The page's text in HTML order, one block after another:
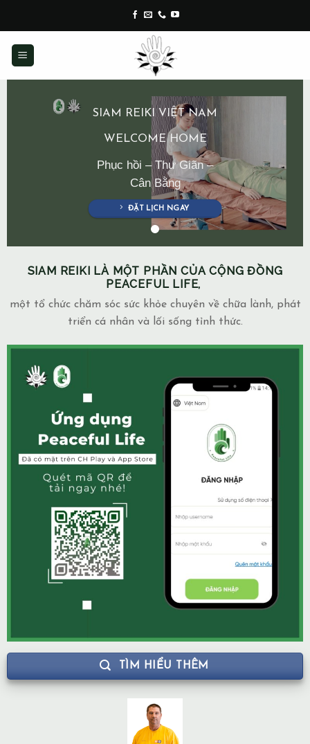
content
SIAM REIKI VIỆT NAM
WELCOME HOME
Phục hồi – Thư Giãn –
Cân Bằng
ĐẶT LỊCH NGAY
SIAM REIKI LÀ MỘT PHẦN CỦA CỘNG ĐỒNG
PEACEFUL LIFE,
một tổ chức chăm sóc sức khỏe chuyên về chữa lành, phát
triển cá nhân và lối sống tỉnh thức.
TÌM HIỂU THÊM